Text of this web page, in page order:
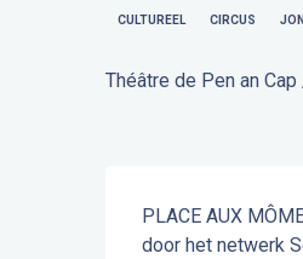
CULTUREEL CIRCUS
Théâtre de Pen an
PLACE AUX
door het netwerk